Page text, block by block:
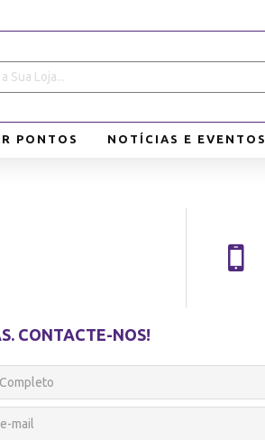
PONTOS NOTÍCIAS E EVENTOS
CONTACTE-NOS!